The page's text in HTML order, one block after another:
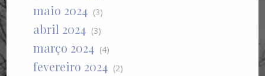
maio 2024 (3)
abril 2024 (3)
março 2024 (4)
fevereiro 2024 (2)